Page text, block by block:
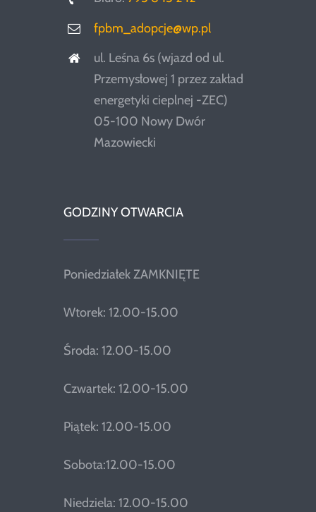
fpbm_adopcje@wp.pl
ul. Leśna 6s (wjazd od ul.
Przemysłowej 1 przez zakład
energetyki cieplnej -ZEC)
05-100 Nowy Dwór
Mazowiecki
GODZINY OTWARCIA
Poniedziałek ZAMKNIĘTE
Wtorek: 12.00-15.00
Środa: 12.00-15.00
Czwartek: 12.00-15.00
Piątek: 12.00-15.00
Sobota:12.00-15.00
Niedziela: 12.00-15.00